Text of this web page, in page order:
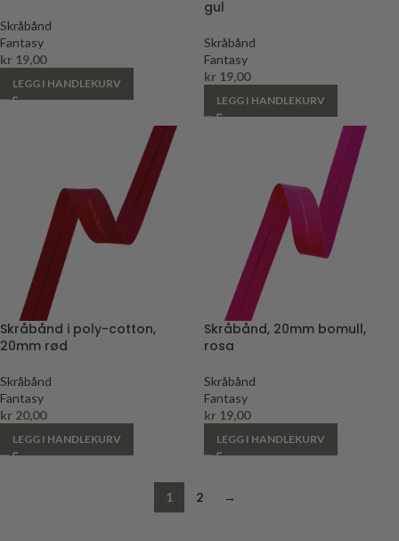
Skråbånd
Fantasy
kr 19,00
LEGG I HANDLEKURV
gul
Skråbånd
Fantasy
kr 19,00
LEGG I HANDLEKURV
Skråbånd i poly-cotton,
20mm rød
Skråbånd
Fantasy
kr 20,00
LEGG I HANDLEKURV
Skråbånd, 20mm bomull,
rosa
Skråbånd
Fantasy
kr 19,00
LEGG I HANDLEKURV
1 2 →